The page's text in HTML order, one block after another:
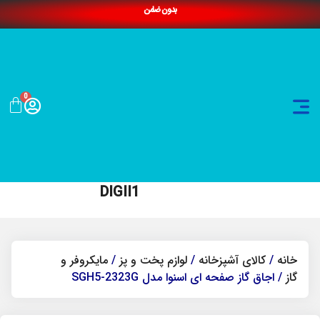
بدون ضامن
0
DIGII1
خانه / کالای آشپزخانه / لوازم پخت و پز / مایکروفر و
گاز / اجاق گاز صفحه ای اسنوا مدل SGH5-2323G